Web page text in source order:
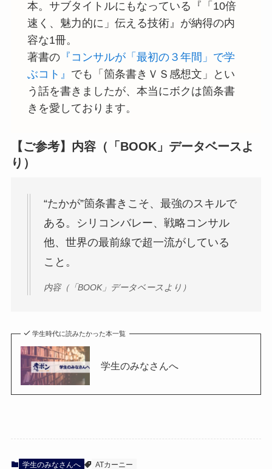
本。サブタイトルにもなっている『「10倍
速く、魅力的に」伝える技術』が納得の内
容な1冊。
著書の『コンサルが「最初の３年間」で学
ぶコト』 でも「箇条書きＶＳ感想文」とい
う話を書きましたが、本当にボクは箇条書
きを愛しております。
【ご参考】内容（「BOOK」データベースよ
り）
“たかが”箇条書きこそ、最強のスキルで
ある。シリコンバレー、戦略コンサル
他、世界の最前線で超一流がしている
こと。
内容（「BOOK」データベースより）
学生時代に読みたかった本一覧
学生のみなさんへ
学生のみなさんへ ATカーニー